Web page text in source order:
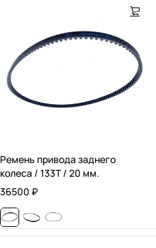
Ремень привода заднего
колеса / 133T / 20 мм.
36500 ₽